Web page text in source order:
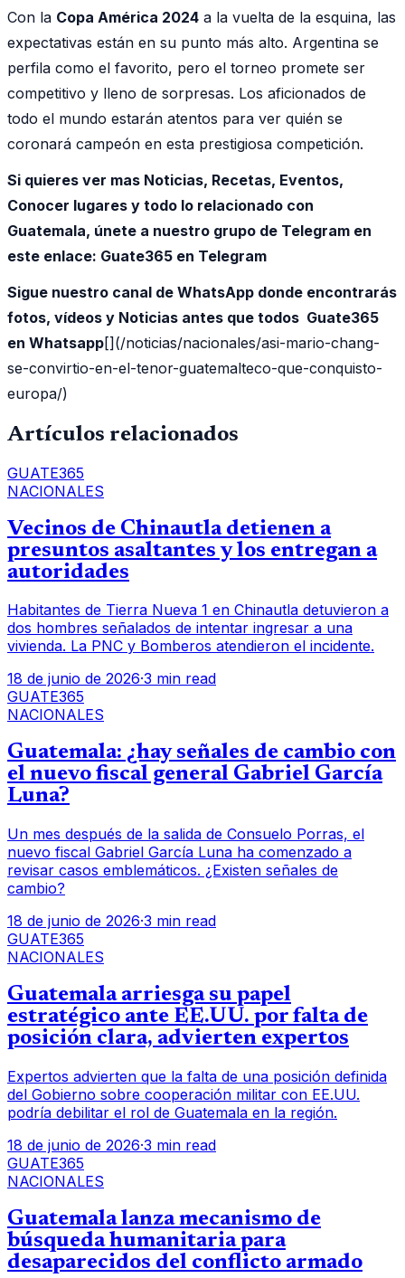
Con la Copa América 2024 a la vuelta de la esquina, las
expectativas están en su punto más alto. Argentina se
perfila como el favorito, pero el torneo promete ser
competitivo y lleno de sorpresas. Los aficionados de
todo el mundo estarán atentos para ver quién se
coronará campeón en esta prestigiosa competición.
Si quieres ver mas Noticias, Recetas, Eventos,
Conocer lugares y todo lo relacionado con
Guatemala, únete a nuestro grupo de Telegram en
este enlace: Guate365 en Telegram
Sigue nuestro canal de WhatsApp donde encontrarás
fotos, vídeos y Noticias antes que todos Guate365
en Whatsapp[](/noticias/nacionales/asi-mario-chang-
se-convirtio-en-el-tenor-guatemalteco-que-conquisto-
europa/)
Artículos relacionados
GUATE365
NACIONALES
Vecinos de Chinautla detienen a
presuntos asaltantes y los entregan a
autoridades
Habitantes de Tierra Nueva 1 en Chinautla detuvieron a
dos hombres señalados de intentar ingresar a una
vivienda. La PNC y Bomberos atendieron el incidente.
18 de junio de 2026·3 min read
GUATE365
NACIONALES
Guatemala: ¿hay señales de cambio con
el nuevo fiscal general Gabriel García
Luna?
Un mes después de la salida de Consuelo Porras, el
nuevo fiscal Gabriel García Luna ha comenzado a
revisar casos emblemáticos. ¿Existen señales de
cambio?
18 de junio de 2026·3 min read
GUATE365
NACIONALES
Guatemala arriesga su papel
estratégico ante EE.UU. por falta de
posición clara, advierten expertos
Expertos advierten que la falta de una posición definida
del Gobierno sobre cooperación militar con EE.UU.
podría debilitar el rol de Guatemala en la región.
18 de junio de 2026·3 min read
GUATE365
NACIONALES
Guatemala lanza mecanismo de
búsqueda humanitaria para
desaparecidos del conflicto armado